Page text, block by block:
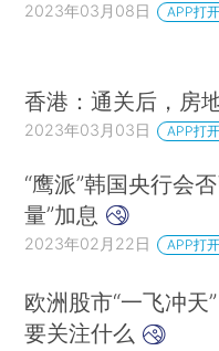
2023年03月08日 APP打开
香港：通关后，房
2023年03月03日 APP打开
“鹰派”韩国央行会
量”加息
2023年02月22日 APP打开
欧洲股市“一飞冲天
要关注什么